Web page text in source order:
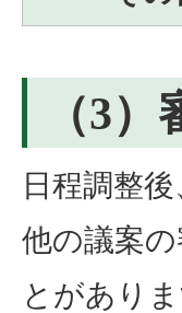
（3
日程調整
他の議案
とがあり